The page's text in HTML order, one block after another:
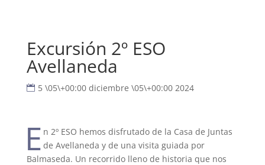
Excursión 2º ESO
Avellaneda
5 \05\+00:00 diciembre \05\+00:00 2024
E n 2º ESO hemos disfrutado de la Casa de Juntas
de Avellaneda y de una visita guiada por
Balmaseda. Un recorrido lleno de historia que nos